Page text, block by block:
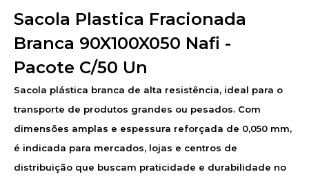
Sacola Plastica Fracionada
Branca 90X100X050 Nafi -
Pacote C/50 Un
Sacola plástica branca de alta resistência, ideal para o
transporte de produtos grandes ou pesados. Com
dimensões amplas e espessura reforçada de 0,050 mm,
é indicada para mercados, lojas e centros de
distribuição que buscam praticidade e durabilidade no